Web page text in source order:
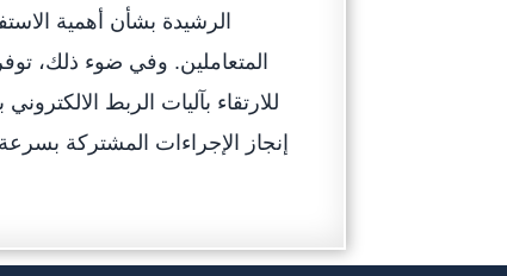
الرشيدة بشأن أهمية
المتعاملين. وفي ضوء ذلك،
للارتقاء بآليات الربط
إنجاز الإجراءات المشتركة